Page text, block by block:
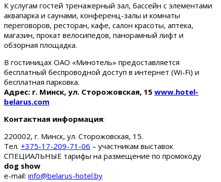
К услугам гостей тренажерный зал, бассейн с элементами
аквапарка и саунами, конференц-залы и комнаты
переговоров, ресторан, кафе, салон красоты, аптека,
магазин, прокат велосипедов, панорамный лифт и
обзорная площадка.
В гостиницах ОАО «Минотель» предоставляется
бесплатный беспроводной доступ в интернет (Wi-Fi) и
бесплатная парковка.
Адрес: г. Минск, ул. Сторожовская, 15 www.hotel-
belarus.com
Контактная информация:
220002, г. Минск, ул. Сторожовская, 15.
Тел. +375-17-209-71-06 – участникам выставок
СПЕЦИАЛЬНЫЕ тарифы на размещение по промокоду
dog show
e-mail: info@belarus-hotel.by